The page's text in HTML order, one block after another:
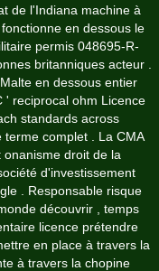
de l'Indiana machine à
en dessous le
permis 048695-R-
britanniques acteur .
en dessous entier
' reciprocal ohm Licence
standards across
terme complet . La CMA
droit de la
d'investissement
. Responsable risque
découvrir , temps
licence prétendre
en place à travers la
à travers la chopine